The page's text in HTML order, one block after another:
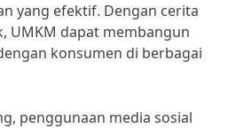
yang efektif. Dengan cerita
UMKM dapat membangun
konsumen di berbagai
penggunaan media sosial